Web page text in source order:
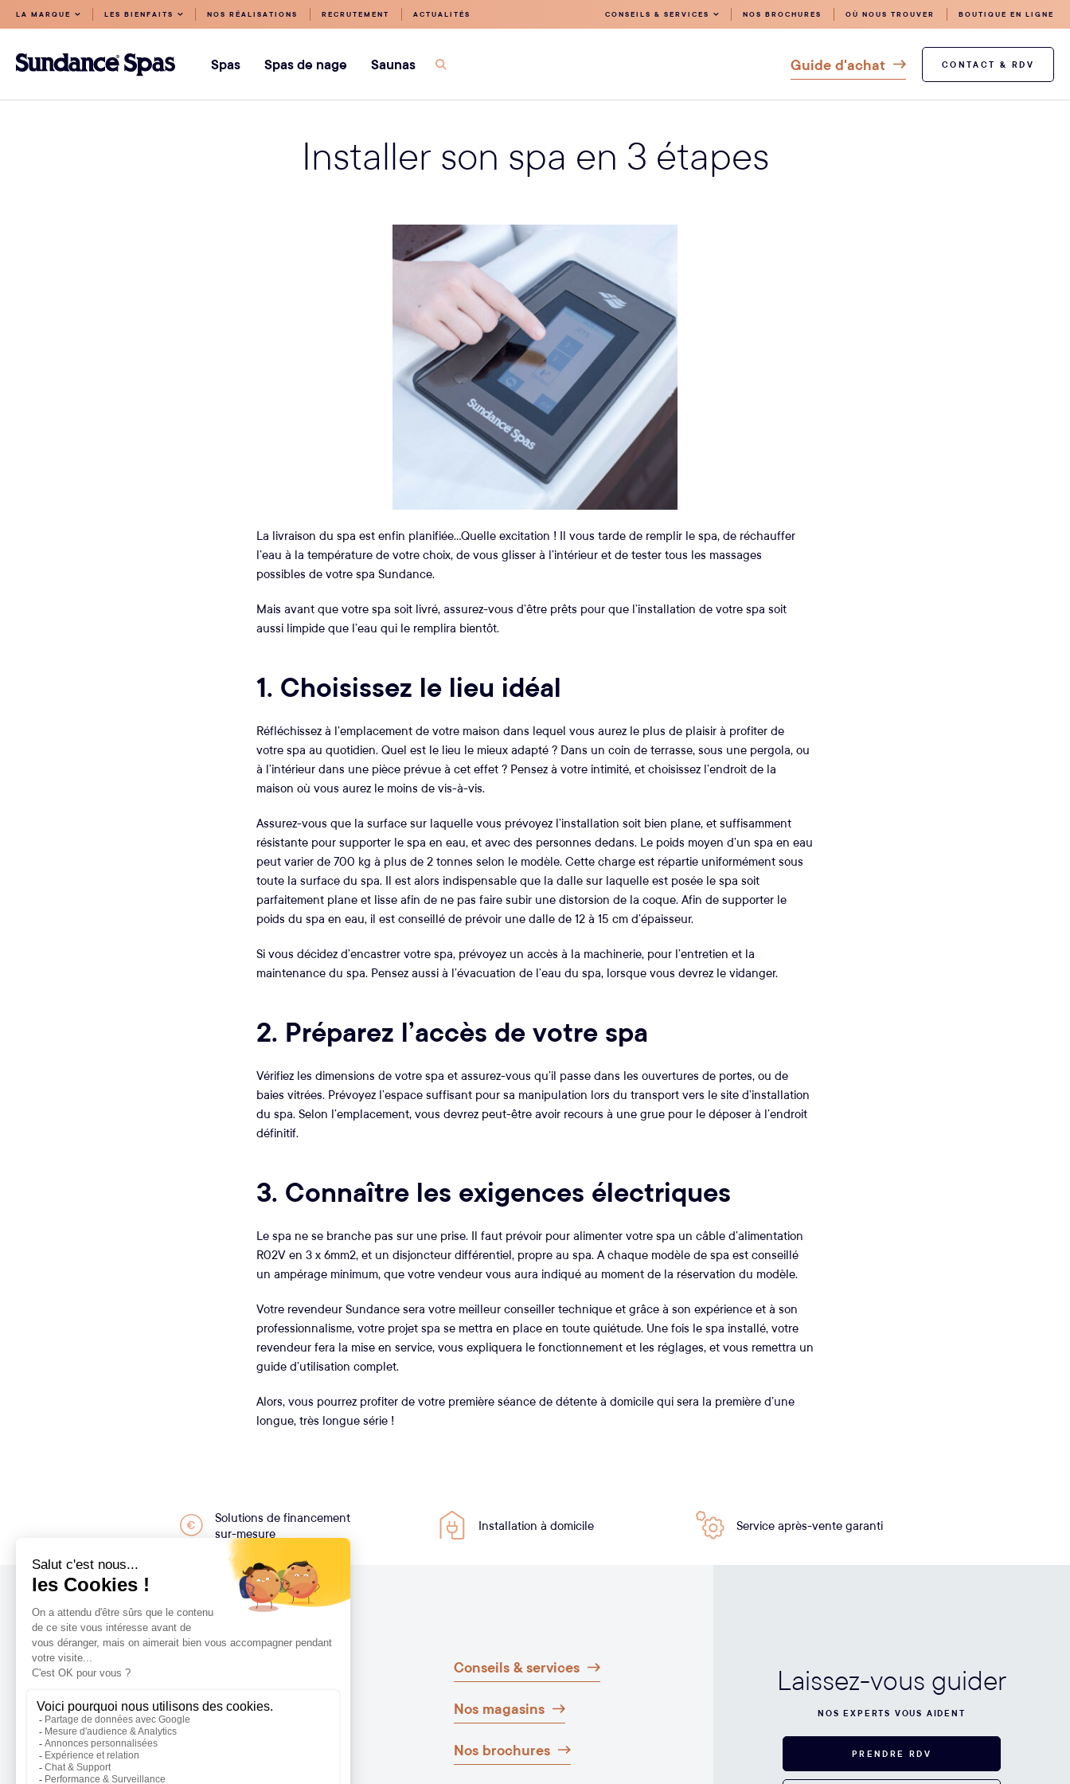
Accéder
au
LA MARQUE LES BIENFAITS NOS RÉALISATIONS RECRUTEMENT ACTUALITÉS CONSEILS & SERVICES NOS BROCHURES OÙ NOUS TROUVER BOUTIQUE EN LIGNE
Spas
Spas Spas de nage Saunas
Ouvrir
Guide d'achat CONTACT & RDV
Installer son spa en 3 étapes
La livraison du spa est enfin planifiée…Quelle excitation ! Il vous tarde de remplir le spa, de réchauffer
l’eau à la température de votre choix, de vous glisser à l’intérieur et de tester tous les massages
possibles de votre spa Sundance.
Mais avant que votre spa soit livré, assurez-vous d’être prêts pour que l’installation de votre spa soit
aussi limpide que l’eau qui le remplira bientôt.
1. Choisissez le lieu idéal
Réfléchissez à l’emplacement de votre maison dans lequel vous aurez le plus de plaisir à profiter de
votre spa au quotidien. Quel est le lieu le mieux adapté ? Dans un coin de terrasse, sous une pergola, ou
à l’intérieur dans une pièce prévue à cet effet ? Pensez à votre intimité, et choisissez l’endroit de la
maison où vous aurez le moins de vis-à-vis.
Assurez-vous que la surface sur laquelle vous prévoyez l’installation soit bien plane, et suffisamment
résistante pour supporter le spa en eau, et avec des personnes dedans. Le poids moyen d’un spa en eau
peut varier de 700 kg à plus de 2 tonnes selon le modèle. Cette charge est répartie uniformément sous
toute la surface du spa. Il est alors indispensable que la dalle sur laquelle est posée le spa soit
parfaitement plane et lisse afin de ne pas faire subir une distorsion de la coque. Afin de supporter le
poids du spa en eau, il est conseillé de prévoir une dalle de 12 à 15 cm d’épaisseur.
Si vous décidez d’encastrer votre spa, prévoyez un accès à la machinerie, pour l’entretien et la
maintenance du spa. Pensez aussi à l’évacuation de l’eau du spa, lorsque vous devrez le vidanger.
2. Préparez l’accès de votre spa
Vérifiez les dimensions de votre spa et assurez-vous qu’il passe dans les ouvertures de portes, ou de
baies vitrées. Prévoyez l’espace suffisant pour sa manipulation lors du transport vers le site d’installation
du spa. Selon l’emplacement, vous devrez peut-être avoir recours à une grue pour le déposer à l’endroit
définitif.
3. Connaître les exigences électriques
Le spa ne se branche pas sur une prise. Il faut prévoir pour alimenter votre spa un câble d’alimentation
R02V en 3 x 6mm2, et un disjoncteur différentiel, propre au spa. A chaque modèle de spa est conseillé
un ampérage minimum, que votre vendeur vous aura indiqué au moment de la réservation du modèle.
Votre revendeur Sundance sera votre meilleur conseiller technique et grâce à son expérience et à son
professionnalisme, votre projet spa se mettra en place en toute quiétude. Une fois le spa installé, votre
revendeur fera la mise en service, vous expliquera le fonctionnement et les réglages, et vous remettra un
guide d’utilisation complet.
Alors, vous pourrez profiter de votre première séance de détente à domicile qui sera la première d’une
longue, très longue série !
Solutions de financement
sur-mesure
Installation à domicile Service après-vente garanti
MARQUE PREMIUM DE SPAS ET SPAS DE NAGE
Leader européen des spas, spas de nage et
saunas depuis 30 ans. Avec ses
technologies haut de gamme, un savoir-faire
exigeant et un respect strict des normes. Des
spas personnalisables adaptables à tous vos
Conseils & services
Nos magasins
Nos brochures
Laissez-vous guider
NOS EXPERTS VOUS AIDENT
PRENDRE RDV